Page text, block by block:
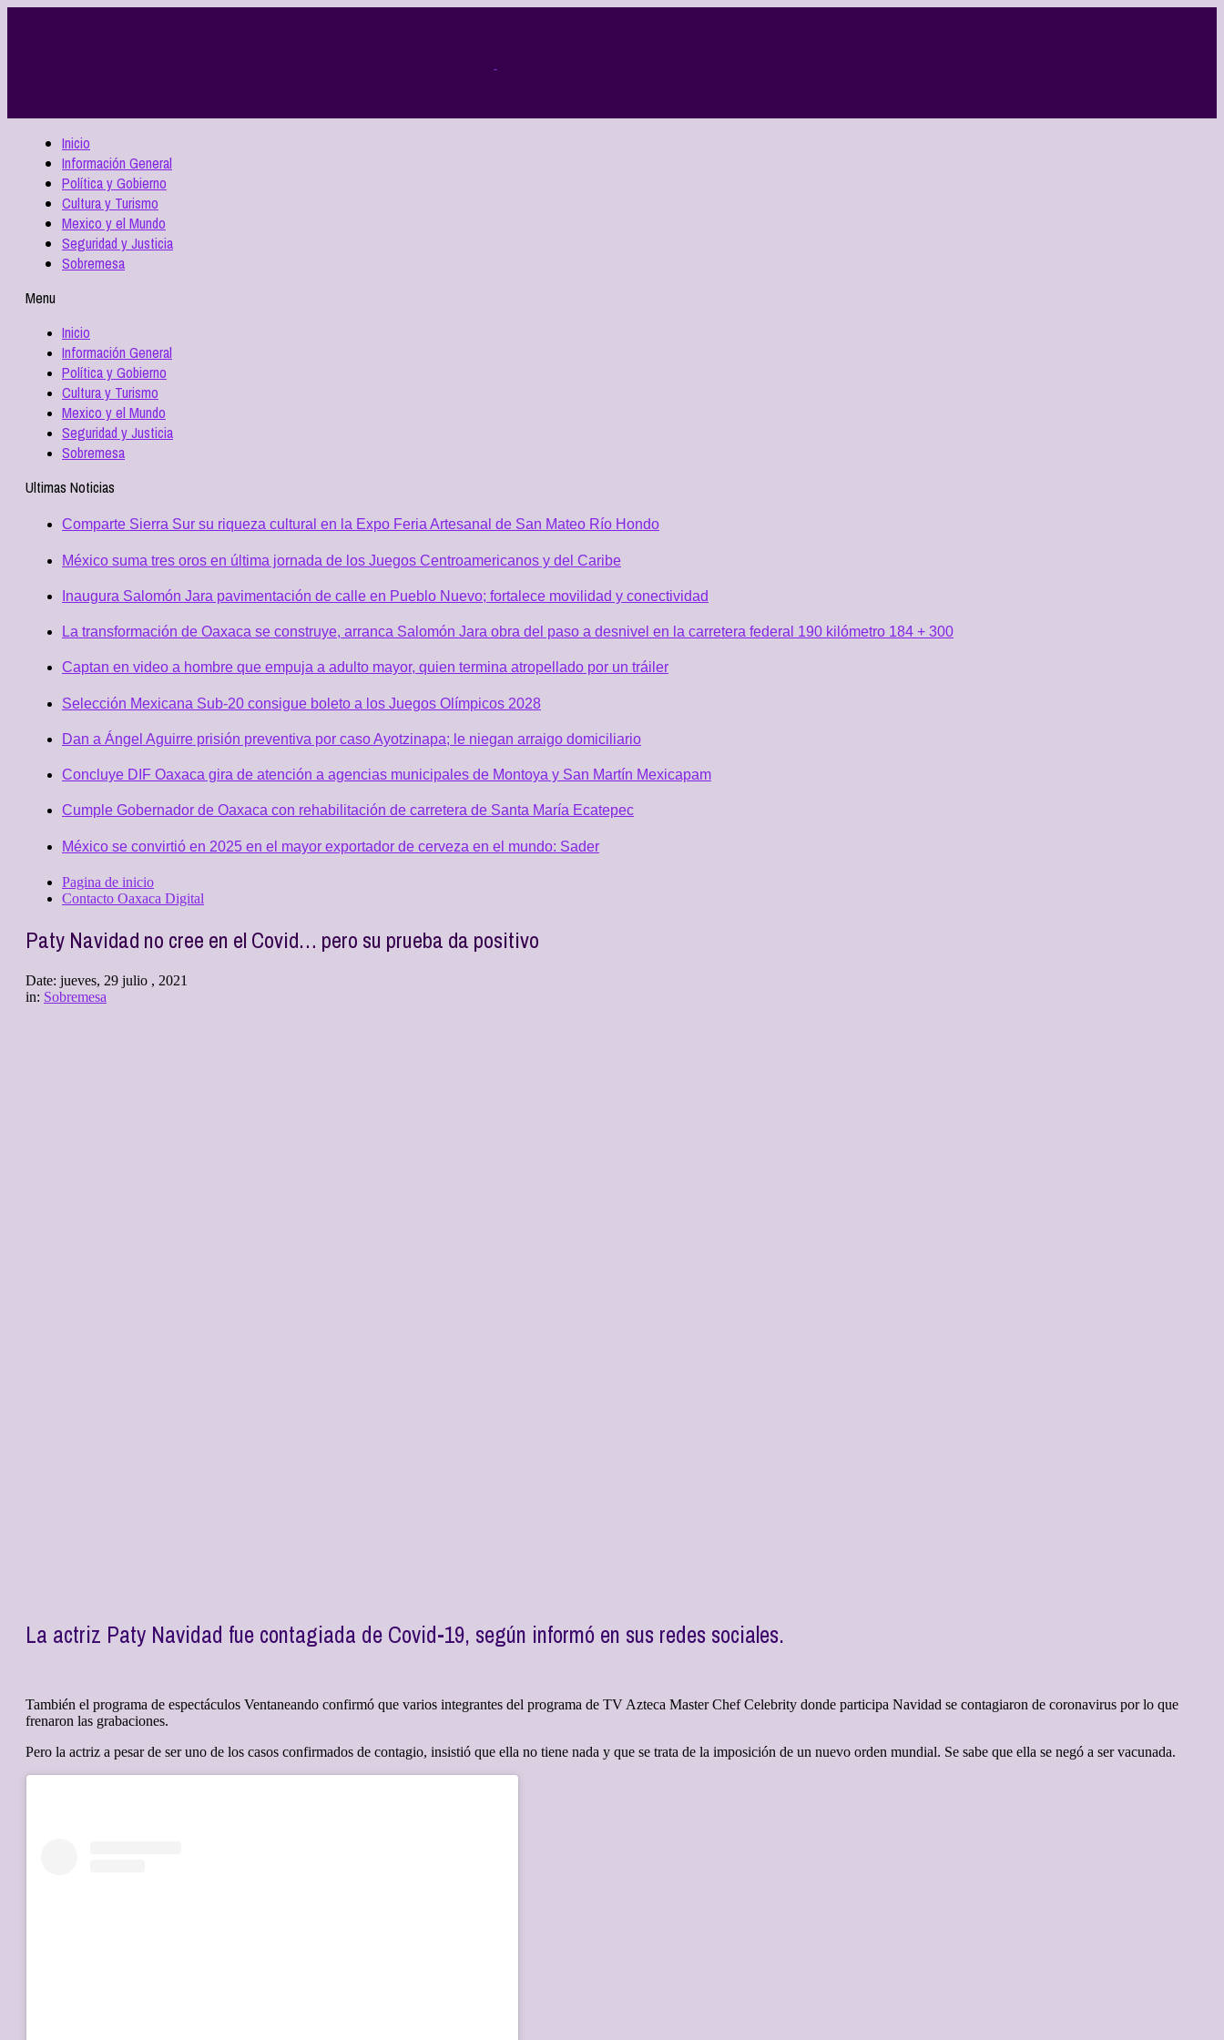
Inicio
Información General
Política y Gobierno
Cultura y Turismo
Mexico y el Mundo
Seguridad y Justicia
Sobremesa
Menu
Inicio
Información General
Política y Gobierno
Cultura y Turismo
Mexico y el Mundo
Seguridad y Justicia
Sobremesa
Ultimas Noticias
Comparte Sierra Sur su riqueza cultural en la Expo Feria Artesanal de San Mateo Río Hondo
México suma tres oros en última jornada de los Juegos Centroamericanos y del Caribe
Inaugura Salomón Jara pavimentación de calle en Pueblo Nuevo; fortalece movilidad y conectividad
La transformación de Oaxaca se construye, arranca Salomón Jara obra del paso a desnivel en la carretera federal 190 kilómetro 184 + 300
Captan en video a hombre que empuja a adulto mayor, quien termina atropellado por un tráiler
Selección Mexicana Sub-20 consigue boleto a los Juegos Olímpicos 2028
Dan a Ángel Aguirre prisión preventiva por caso Ayotzinapa; le niegan arraigo domiciliario
Concluye DIF Oaxaca gira de atención a agencias municipales de Montoya y San Martín Mexicapam
Cumple Gobernador de Oaxaca con rehabilitación de carretera de Santa María Ecatepec
México se convirtió en 2025 en el mayor exportador de cerveza en el mundo: Sader
Pagina de inicio
Contacto Oaxaca Digital
Paty Navidad no cree en el Covid… pero su prueba da positivo
Date: jueves, 29 julio , 2021
in: Sobremesa
La actriz Paty Navidad fue contagiada de Covid-19, según informó en sus redes sociales.
También el programa de espectáculos Ventaneando confirmó que varios integrantes del programa de TV Azteca Master Chef Celebrity donde participa Navidad se contagiaron de coronavirus por lo que
frenaron las grabaciones.
Pero la actriz a pesar de ser uno de los casos confirmados de contagio, insistió que ella no tiene nada y que se trata de la imposición de un nuevo orden mundial. Se sabe que ella se negó a ser vacunada.